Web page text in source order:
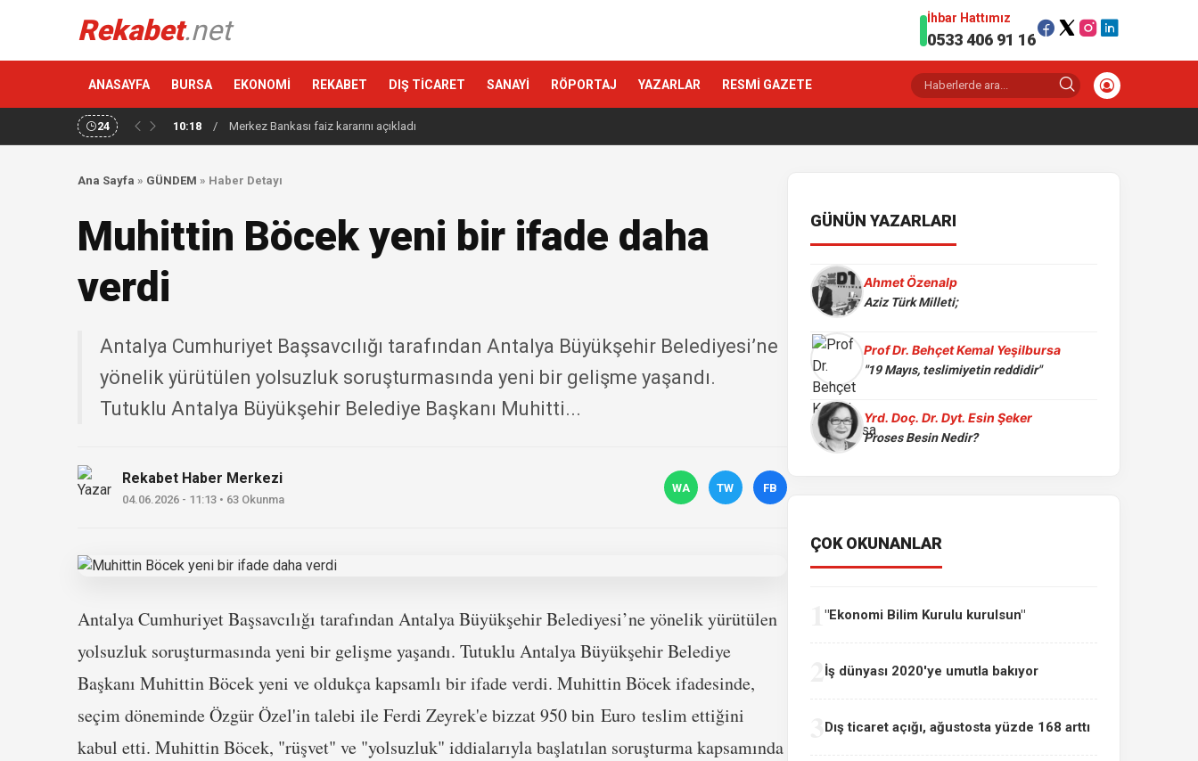
Rekabet.net İhbar Hattımız
0533 406 91 16
ANASAYFA BURSA EKONOMİ REKABET DIŞ TİCARET SANAYİ RÖPORTAJ YAZARLAR RESMİ GAZETE
24 10:18 / Merkez Bankası faiz kararını açıkladı
Ana Sayfa » GÜNDEM » Haber Detayı
Muhittin Böcek yeni bir ifade daha
verdi
Antalya Cumhuriyet Başsavcılığı tarafından Antalya Büyükşehir Belediyesi’ne
yönelik yürütülen yolsuzluk soruşturmasında yeni bir gelişme yaşandı.
Tutuklu Antalya Büyükşehir Belediye Başkanı Muhitti...
Rekabet Haber Merkezi
04.06.2026 - 11:13 • 63 Okunma
WA TW FB
Antalya Cumhuriyet Başsavcılığı tarafından Antalya Büyükşehir Belediyesi’ne yönelik yürütülen
yolsuzluk soruşturmasında yeni bir gelişme yaşandı. Tutuklu Antalya Büyükşehir Belediye
Başkanı Muhittin Böcek yeni ve oldukça kapsamlı bir ifade verdi. Muhittin Böcek ifadesinde,
seçim döneminde Özgür Özel'in talebi ile Ferdi Zeyrek'e bizzat 950 bin Euro teslim ettiğini
kabul etti. Muhittin Böcek, "rüşvet" ve "yolsuzluk" iddialarıyla başlatılan soruşturma kapsamında
GÜNÜN YAZARLARI
Ahmet Özenalp
Aziz Türk Milleti;
Prof Dr. Behçet Kemal Yeşilbursa
"19 Mayıs, teslimiyetin reddidir"
Yrd. Doç. Dr. Dyt. Esin Şeker
Proses Besin Nedir?
ÇOK OKUNANLAR
"Ekonomi Bilim Kurulu kurulsun"
İş dünyası 2020'ye umutla bakıyor
Dış ticaret açığı, ağustosta yüzde 168 arttı